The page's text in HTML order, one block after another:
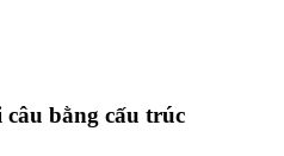
bằng cấu trúc